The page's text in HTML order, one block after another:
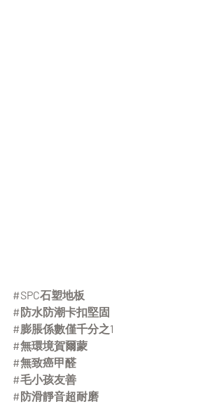
#SPC石塑地板
#防水防潮卡扣堅固
#膨脹係數僅千分之1
#無環境賀爾蒙
#無致癌甲醛
#毛小孩友善
#防滑靜音超耐磨